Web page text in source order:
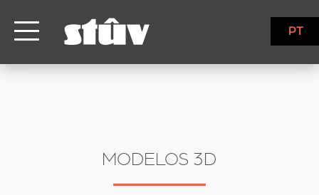
PT
MODELOS 3D